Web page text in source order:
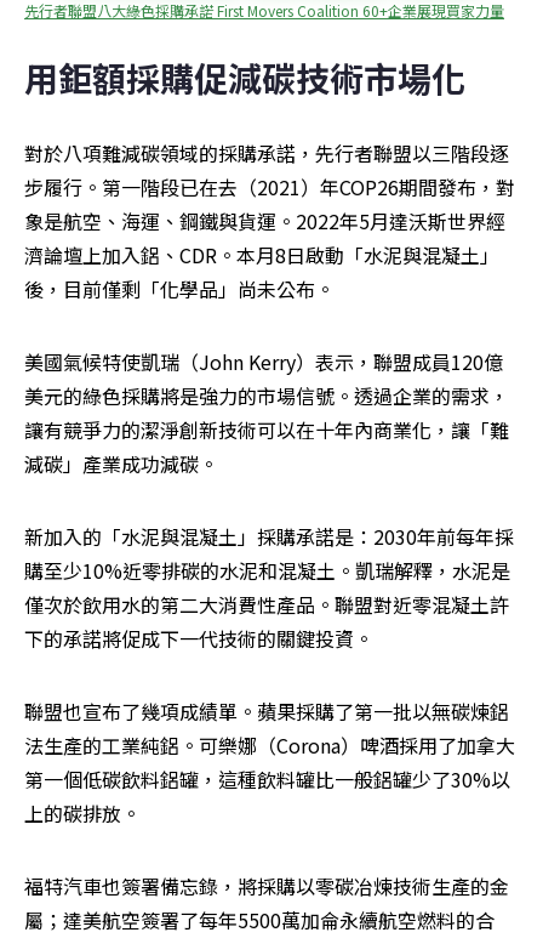
先行者聯盟八大綠色採購承諾 First Movers Coalition 60+企業展現買家力量
用鉅額採購促減碳技術市場化
對於八項難減碳領域的採購承諾，先行者聯盟以三階段逐
步履行。第一階段已在去（2021）年COP26期間發布，對
象是航空、海運、鋼鐵與貨運。2022年5月達沃斯世界經
濟論壇上加入鋁、CDR。本月8日啟動「水泥與混凝土」
後，目前僅剩「化學品」尚未公布。
美國氣候特使凱瑞（John Kerry）表示，聯盟成員120億
美元的綠色採購將是強力的市場信號。透過企業的需求，
讓有競爭力的潔淨創新技術可以在十年內商業化，讓「難
減碳」產業成功減碳。
新加入的「水泥與混凝土」採購承諾是：2030年前每年採
購至少10%近零排碳的水泥和混凝土。凱瑞解釋，水泥是
僅次於飲用水的第二大消費性產品。聯盟對近零混凝土許
下的承諾將促成下一代技術的關鍵投資。
聯盟也宣布了幾項成績單。蘋果採購了第一批以無碳煉鋁
法生產的工業純鋁。可樂娜（Corona）啤酒採用了加拿大
第一個低碳飲料鋁罐，這種飲料罐比一般鋁罐少了30%以
上的碳排放。
福特汽車也簽署備忘錄，將採購以零碳冶煉技術生產的金
屬；達美航空簽署了每年5500萬加侖永續航空燃料的合